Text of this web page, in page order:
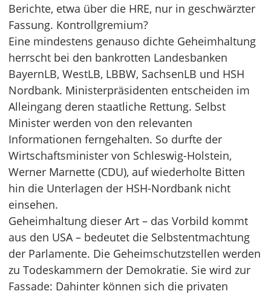
Berichte, etwa über die HRE, nur in geschwärzter
Fassung. Kontrollgremium?
Eine mindestens genauso dichte Geheimhaltung
herrscht bei den bankrotten Landesbanken
BayernLB, WestLB, LBBW, SachsenLB und HSH
Nordbank. Ministerpräsidenten entscheiden im
Alleingang deren staatliche Rettung. Selbst
Minister werden von den relevanten
Informationen ferngehalten. So durfte der
Wirtschaftsminister von Schleswig-Holstein,
Werner Marnette (CDU), auf wiederholte Bitten
hin die Unterlagen der HSH-Nordbank nicht
einsehen.
Geheimhaltung dieser Art – das Vorbild kommt
aus den USA – bedeutet die Selbstentmachtung
der Parlamente. Die Geheimschutzstellen werden
zu Todeskammern der Demokratie. Sie wird zur
Fassade: Dahinter können sich die privaten